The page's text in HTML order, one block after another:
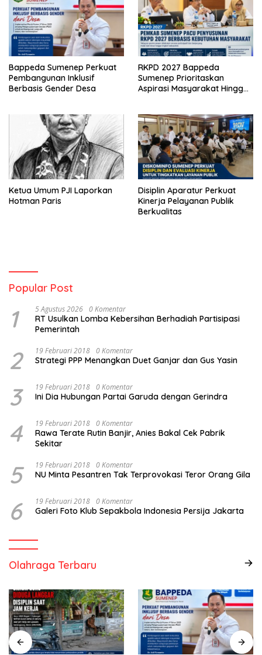
Bappeda Sumenep Perkuat
Pembangunan Inklusif
Berbasis Gender Desa
RKPD 2027 Bappeda
Sumenep Prioritaskan
Aspirasi Masyarakat Hingga
Ketua Umum PJI Laporkan
Hotman Paris
Disiplin Aparatur Perkuat
Kinerja Pelayanan Publik
Berkualitas
Popular Post
1 5 Agustus 2026 0 Komentar
RT Usulkan Lomba Kebersihan Berhadiah Partisipasi
Pemerintah
2 19 Februari 2018 0 Komentar
Strategi PPP Menangkan Duet Ganjar dan Gus Yasin
3 19 Februari 2018 0 Komentar
Ini Dia Hubungan Partai Garuda dengan Gerindra
4 19 Februari 2018 0 Komentar
Rawa Terate Rutin Banjir, Anies Bakal Cek Pabrik
Sekitar
5 19 Februari 2018 0 Komentar
NU Minta Pesantren Tak Terprovokasi Teror Orang Gila
6 19 Februari 2018 0 Komentar
Galeri Foto Klub Sepakbola Indonesia Persija Jakarta
Olahraga Terbaru